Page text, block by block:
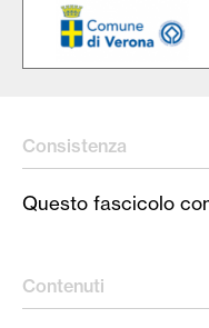
Consistenza
Questo fascicolo
Contenuti